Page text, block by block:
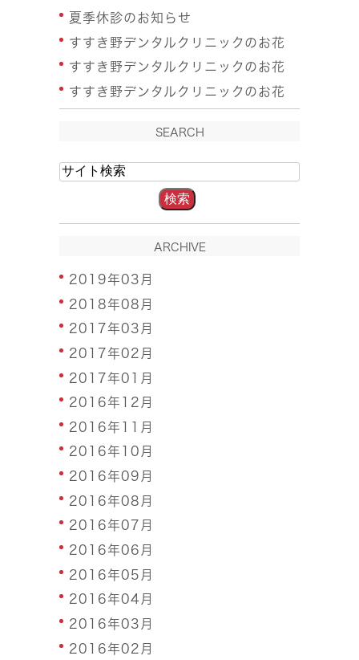
夏季休診のお知らせ
すすき野デンタルクリニックのお花
すすき野デンタルクリニックのお花
すすき野デンタルクリニックのお花
SEARCH
ARCHIVE
2019年03月
2018年08月
2017年03月
2017年02月
2017年01月
2016年12月
2016年11月
2016年10月
2016年09月
2016年08月
2016年07月
2016年06月
2016年05月
2016年04月
2016年03月
2016年02月